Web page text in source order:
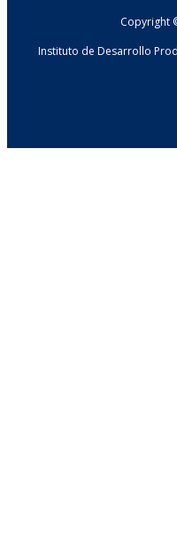
Copyright
Instituto de Desarrollo